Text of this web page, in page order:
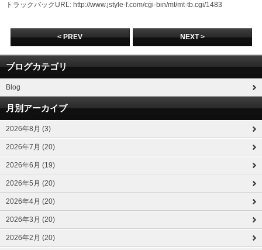
トラックバックURL: http://www.jstyle-f.com/cgi-bin/mt/mt-tb.cgi/1483
< PREV NEXT >
ブログカテゴリ
Blog
月別アーカイブ
2026年8月 (3)
2026年7月 (20)
2026年6月 (19)
2026年5月 (20)
2026年4月 (20)
2026年3月 (20)
2026年2月 (20)